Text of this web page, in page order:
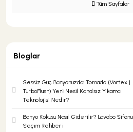
Tüm Sayfalar
Bloglar
Sessiz Güç Banyonuzda: Tornado (Vortex |
TurboFlush) Yeni Nesil Kanalsız Yıkama
Teknolojisi Nedir?
Banyo Kokusu Nasıl Giderilir? Lavabo Sifonu
Seçim Rehberi